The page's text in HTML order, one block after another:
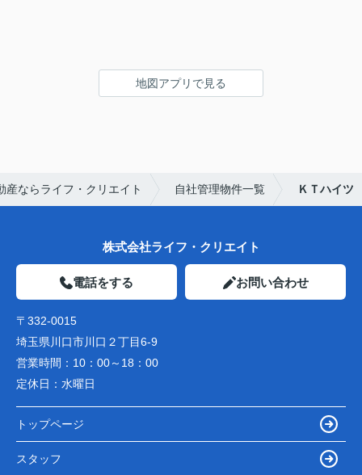
地図アプリで見る
産ならライフ・クリエイト 自社管理物件一覧 ＫＴハイツ
株式会社ライフ・クリエイト
電話をする お問い合わせ
〒332-0015
埼玉県川口市川口２丁目6-9
営業時間： 10：00～18：00
定休日： 水曜日
トップページ
スタッフ